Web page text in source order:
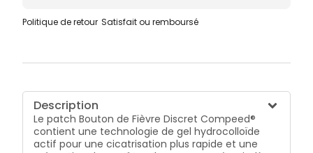
Politique de retour Satisfait ou remboursé
Description
Le patch Bouton de Fièvre Discret Compeed®
contient une technologie de gel hydrocolloïde
actif pour une cicatrisation plus rapide et une